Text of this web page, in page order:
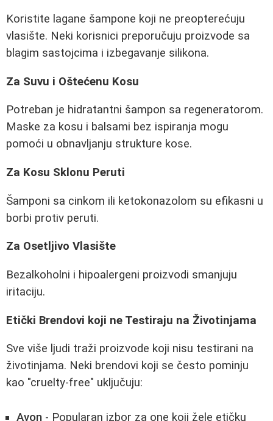
Koristite lagane šampone koji ne preopterećuju
vlasište. Neki korisnici preporučuju proizvode sa
blagim sastojcima i izbegavanje silikona.
Za Suvu i Oštećenu Kosu
Potreban je hidratantni šampon sa regeneratorom.
Maske za kosu i balsami bez ispiranja mogu
pomoći u obnavljanju strukture kose.
Za Kosu Sklonu Peruti
Šamponi sa cinkom ili ketokonazolom su efikasni u
borbi protiv peruti.
Za Osetljivo Vlasište
Bezalkoholni i hipoalergeni proizvodi smanjuju
iritaciju.
Etički Brendovi koji ne Testiraju na Životinjama
Sve više ljudi traži proizvode koji nisu testirani na
životinjama. Neki brendovi koji se često pominju
kao "cruelty-free" uključuju:
Avon - Popularan izbor za one koji žele etičku